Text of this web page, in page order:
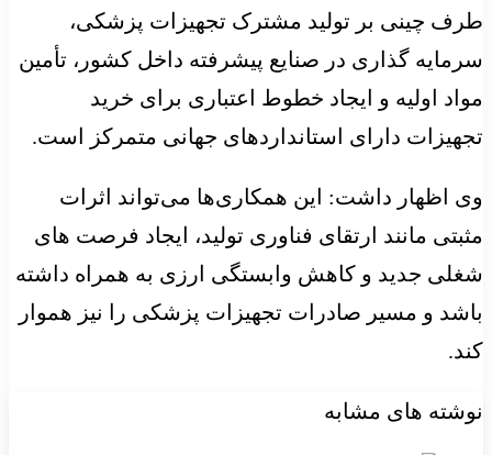
طرف چینی بر تولید مشترک تجهیزات پزشکی،
سرمایه گذاری در صنایع پیشرفته داخل کشور، تأمین
مواد اولیه و ایجاد خطوط اعتباری برای خرید
تجهیزات دارای استانداردهای جهانی متمرکز است.
وی اظهار داشت: این همکاری‌ها می‌تواند اثرات
مثبتی مانند ارتقای فناوری تولید، ایجاد فرصت های
شغلی جدید و کاهش وابستگی ارزی به همراه داشته
باشد و مسیر صادرات تجهیزات پزشکی را نیز هموار
کند.
نوشته های مشابه